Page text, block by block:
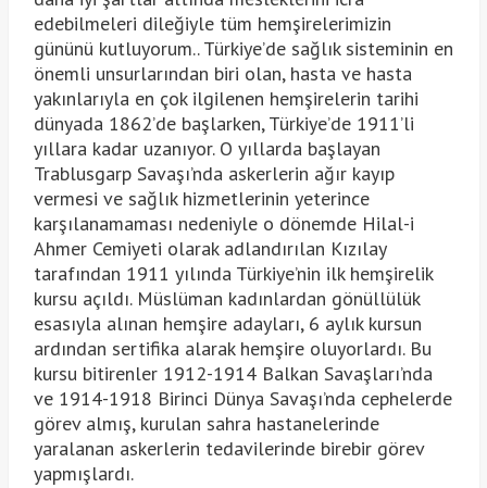
edebilmeleri dileğiyle tüm hemşirelerimizin
gününü kutluyorum.. Türkiye’de sağlık sisteminin en
önemli unsurlarından biri olan, hasta ve hasta
yakınlarıyla en çok ilgilenen hemşirelerin tarihi
dünyada 1862’de başlarken, Türkiye’de 1911’li
yıllara kadar uzanıyor. O yıllarda başlayan
Trablusgarp Savaşı’nda askerlerin ağır kayıp
vermesi ve sağlık hizmetlerinin yeterince
karşılanamaması nedeniyle o dönemde Hilal-i
Ahmer Cemiyeti olarak adlandırılan Kızılay
tarafından 1911 yılında Türkiye’nin ilk hemşirelik
kursu açıldı. Müslüman kadınlardan gönüllülük
esasıyla alınan hemşire adayları, 6 aylık kursun
ardından sertifika alarak hemşire oluyorlardı. Bu
kursu bitirenler 1912-1914 Balkan Savaşları’nda
ve 1914-1918 Birinci Dünya Savaşı’nda cephelerde
görev almış, kurulan sahra hastanelerinde
yaralanan askerlerin tedavilerinde birebir görev
yapmışlardı.